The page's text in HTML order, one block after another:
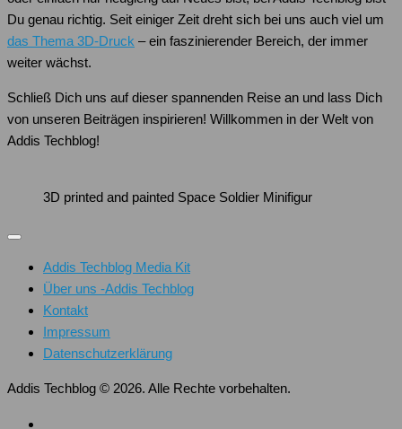
Du genau richtig. Seit einiger Zeit dreht sich bei uns auch viel um
das Thema 3D-Druck – ein faszinierender Bereich, der immer
weiter wächst.
Schließ Dich uns auf dieser spannenden Reise an und lass Dich
von unseren Beiträgen inspirieren! Willkommen in der Welt von
Addis Techblog!
3D printed and painted Space Soldier Minifigur
Addis Techblog Media Kit
Über uns -Addis Techblog
Kontakt
Impressum
Datenschutzerklärung
Addis Techblog © 2026. Alle Rechte vorbehalten.